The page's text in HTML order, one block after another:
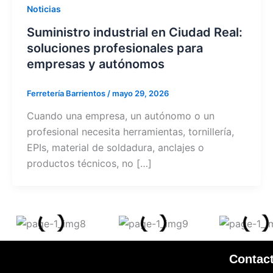
Noticias
Suministro industrial en Ciudad Real:
soluciones profesionales para
empresas y autónomos
Ferretería Barrientos /mayo 29, 2026
Cuando una empresa, un autónomo o un
profesional necesita herramientas, tornillería,
EPIs, material de soldadura, anclajes o
productos técnicos, no […]